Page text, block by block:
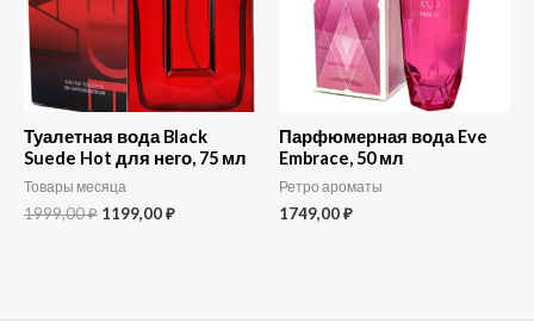
Туалетная вода Black
Suede Hot для него, 75 мл
Товары месяца
1999,00₽ 1199,00₽
Парфюмерная вода Eve
Embrace, 50 мл
Ретро ароматы
1749,00₽